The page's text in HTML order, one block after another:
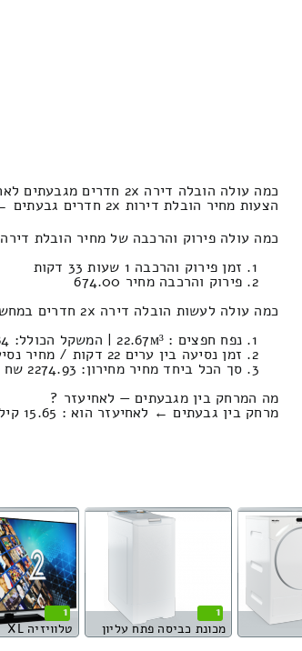
כמה עולה הובלה דירה 2x חדרים מגבעתים לאחיעזר?
הצעות מחיר הובלת דירות 2x חדרים גבעתים ← לאחיעזר 2800 – 2100 שקל
כמה עולה פירוק והרכבה של מחיר הובלת דירה 2x חדרים מגבעתים ← לאחיעזר?
זמן פירוק והרכבה 1 שעות 33 דקות
פירוק והרכבה מחיר 674.00
כמה עולה לעשות הובלה דירה 2x חדרים במחשבון הובלות מגבעתים לאחיעזר ?
נפח חפצים : 22.67м³ | המשקל הכולל: 884 קילוגרם / טעינה ופריקה: 1305.92 ₪
זמן נסיעה בין ערים 22 דקות / מחיר נסיעה 200.85 שקל
סך הכל ביחד מחיר מחירון: 2274.93 שח
מה המרחק בין מגבעתים — לאחיעזר ?
מרחק בין גבעתים ← לאחיעזר הוא : 15.65 קילומטרים
1
מכונת כביסה פתח עליון
1
טלוויזיה XL